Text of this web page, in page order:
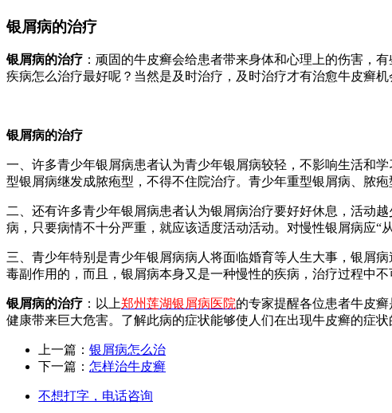
银屑病的治疗
银屑病的治疗 ：顽固的牛皮癣会给患者带来身体和心理上的伤害，
疾病怎么治疗最好呢？当然是及时治疗，及时治疗才有治愈牛皮癣
银屑病的治疗
一、许多青少年银屑病患者认为青少年银屑病较轻，不影响生活和
型银屑病继发成脓疱型，不得不住院治疗。青少年重型银屑病、脓
二、还有许多青少年银屑病患者认为银屑病治疗要好好休息，活动
病，只要病情不十分严重，就应该适度活动活动。对慢性银屑病应“
三、青少年特别是青少年银屑病病人将面临婚育等人生大事，银屑
毒副作用的，而且，银屑病本身又是一种慢性的疾病，治疗过程中
银屑病的治疗 ：以上郑州莲湖银屑病医院的专家提醒各位患者牛皮
健康带来巨大危害。了解此病的症状能够使人们在出现牛皮癣的症
上一篇： 银屑病怎么治
下一篇： 怎样治牛皮癣
不想打字，电话咨询